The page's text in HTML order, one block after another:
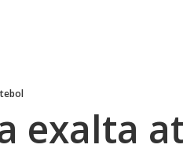
exalta